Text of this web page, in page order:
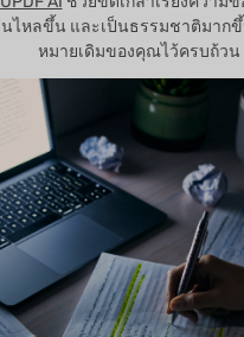
ไหลขึ้น และเป็นธรรมชาติมากขึ้
หมายเดิมของคุณไว้ครบถ้วน